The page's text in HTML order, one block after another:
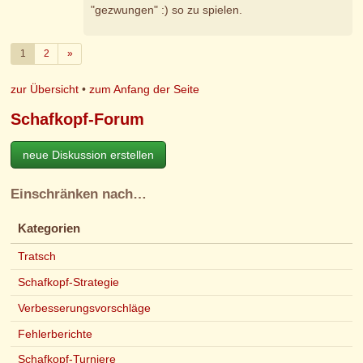
"gezwungen" :) so zu spielen.
1 2 »Weiter
zur Übersicht •zum Anfang der Seite
Schafkopf-Forum
neue Diskussion erstellen
Einschränken nach…
Kategorien
Tratsch
Schafkopf-Strategie
Verbesserungsvorschläge
Fehlerberichte
Schafkopf-Turniere